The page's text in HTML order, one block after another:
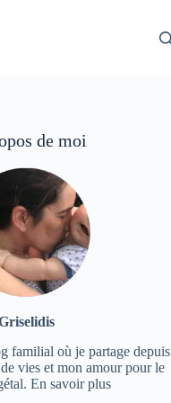
de moi
familial où je partage depuis
vies et mon amour pour le
En savoir plus